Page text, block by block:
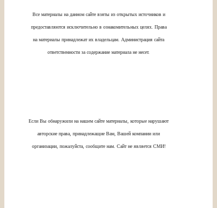
Все материалы на данном сайте взяты из открытых источников и
предоставляются исключительно в ознакомительных целях. Права
на материалы принадлежат их владельцам. Администрация сайта
ответственности за содержание материала не несет.
Если Вы обнаружили на нашем сайте материалы, которые нарушают
авторские права, принадлежащие Вам, Вашей компании или
организации, пожалуйста, сообщите нам. Сайт не является СМИ!